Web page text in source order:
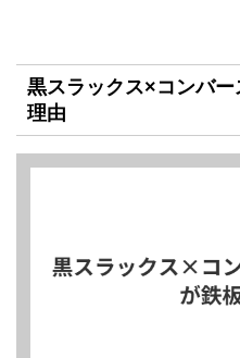
黒スラックス×コンバ
理由